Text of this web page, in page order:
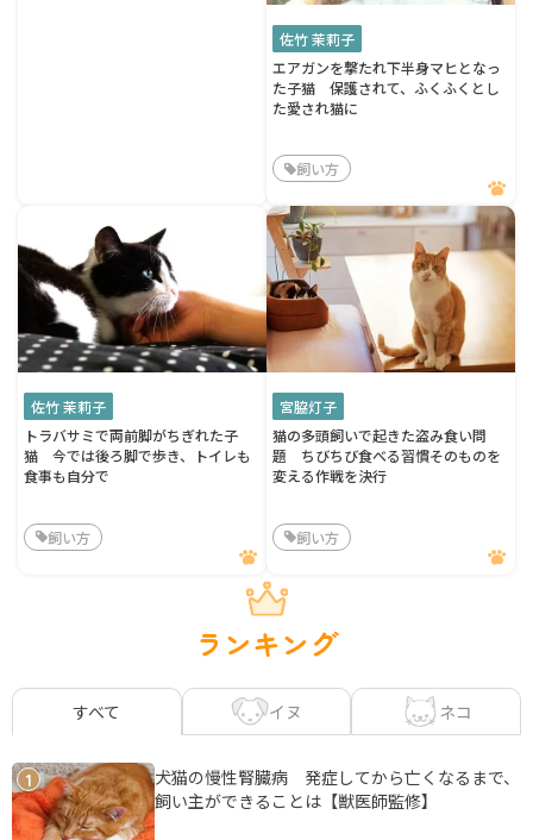
佐竹 茉莉子
エアガンを撃たれ下半身マヒとなっ
た子猫 保護されて、ふくふくとし
た愛され猫に
飼い方
佐竹 茉莉子
トラバサミで両前脚がちぎれた子
猫 今では後ろ脚で歩き、トイレも
食事も自分で
飼い方
宮脇灯子
猫の多頭飼いで起きた盗み食い問
題 ちびちび食べる習慣そのものを
変える作戦を決行
飼い方
ランキング
すべて イヌ ネコ
1
犬猫の慢性腎臓病 発症してから亡くなるまで、
飼い主ができることは【獣医師監修】